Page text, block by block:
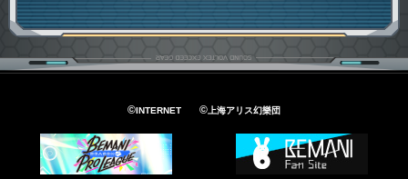
ログインはこちら
©INTERNET ©上海アリス幻樂団